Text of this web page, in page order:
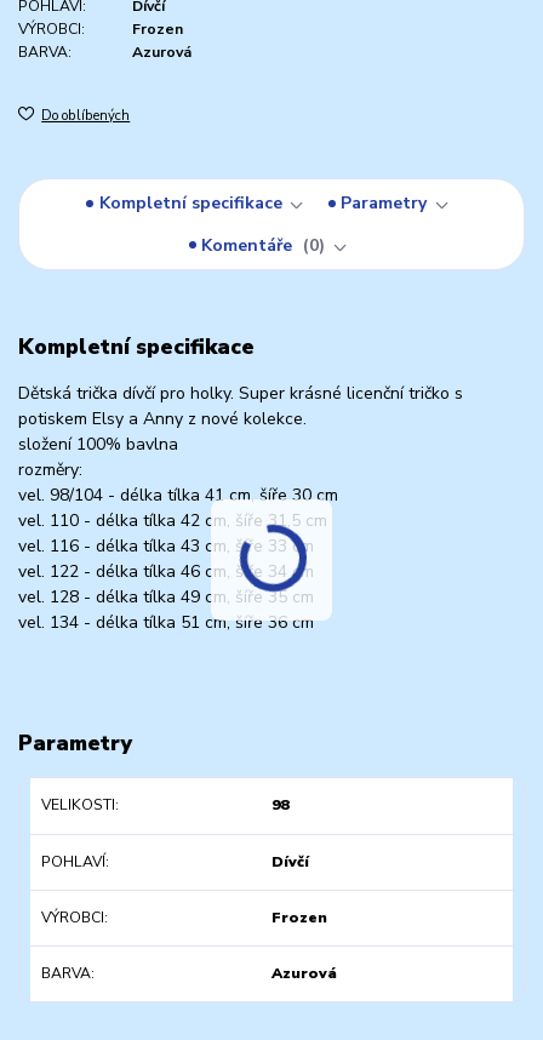
POHLAVÍ:
Dívčí
VÝROBCI:
Frozen
BARVA:
Azurová
Do oblíbených
Kompletní specifikace
Parametry
Komentáře
0
Kompletní specifikace
Dětská trička dívčí pro holky. Super krásné licenční tričko s
potiskem Elsy a Anny z nové kolekce.
složení 100% bavlna
rozměry:
vel. 98/104 - délka tílka 41 cm, šíře 30 cm
vel. 110 - délka tílka 42 cm, šíře 31,5 cm
vel. 116 - délka tílka 43 cm, šíře 33 cm
vel. 122 - délka tílka 46 cm, šíře 34 cm
vel. 128 - délka tílka 49 cm, šíře 35 cm
vel. 134 - délka tílka 51 cm, šíře 36 cm
Parametry
VELIKOSTI 98
POHLAVÍ Dívčí
VÝROBCI Frozen
BARVA Azurová